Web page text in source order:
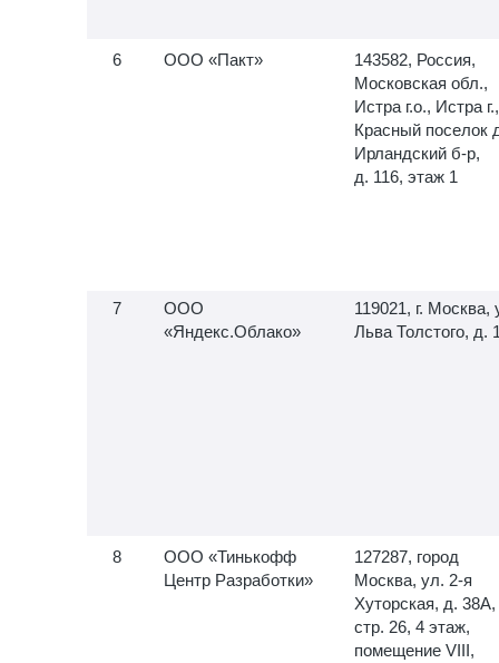
ООО «Пакт»
143582, Россия,
Московская обл.,
Истра г.о., Истра г.,
Красный поселок
Ирландский б-р,
д. 116, этаж 1
ООО
«Яндекс.Облако»
119021, г. Москва,
Льва Толстого, д.
ООО «Тинькофф
Центр Разработки»
127287, город
Москва, ул. 2-я
Хуторская, д. 38А,
стр. 26, 4 этаж,
помещение VIII,